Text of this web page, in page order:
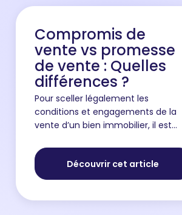
Compromis de
vente vs promesse
de vente : Quelles
différences ?
Pour sceller légalement les
conditions et engagements de la
vente d’un bien immobilier, il est
un avant-contrat. L’avant-contrat
précède la signature de l’acte de
ve...
Découvrir cet article